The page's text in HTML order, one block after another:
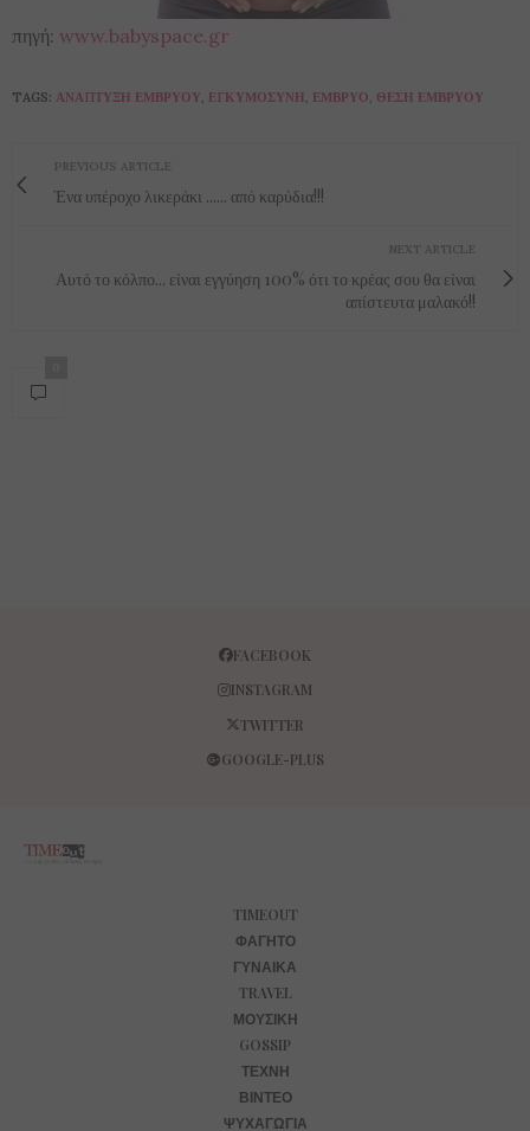
πηγή: www.babyspace.gr
TAGS: ΑΝΆΠΤΥΞΗ ΕΜΒΡΎΟΥ, ΕΓΚΥΜΟΣΎΝΗ, ΕΜΒΡΥΟ, ΘΈΣΗ ΕΜΒΡΎΟΥ
PREVIOUS ARTICLE
Ένα υπέροχο λικεράκι ...... από καρύδια!!!
NEXT ARTICLE
Αυτό το κόλπο... είναι εγγύηση 100% ότι το κρέας σου θα είναι
απίστευτα μαλακό!!
FACEBOOK
INSTAGRAM
TWITTER
GOOGLE-PLUS
TIMEOUT
ΦΑΓΗΤΌ
ΓΥΝΑΊΚΑ
TRAVEL
ΜΟΥΣΙΚΉ
GOSSIP
ΤΈΧΝΗ
ΒΊΝΤΕΟ
ΨΥΧΑΓΩΓΊΑ